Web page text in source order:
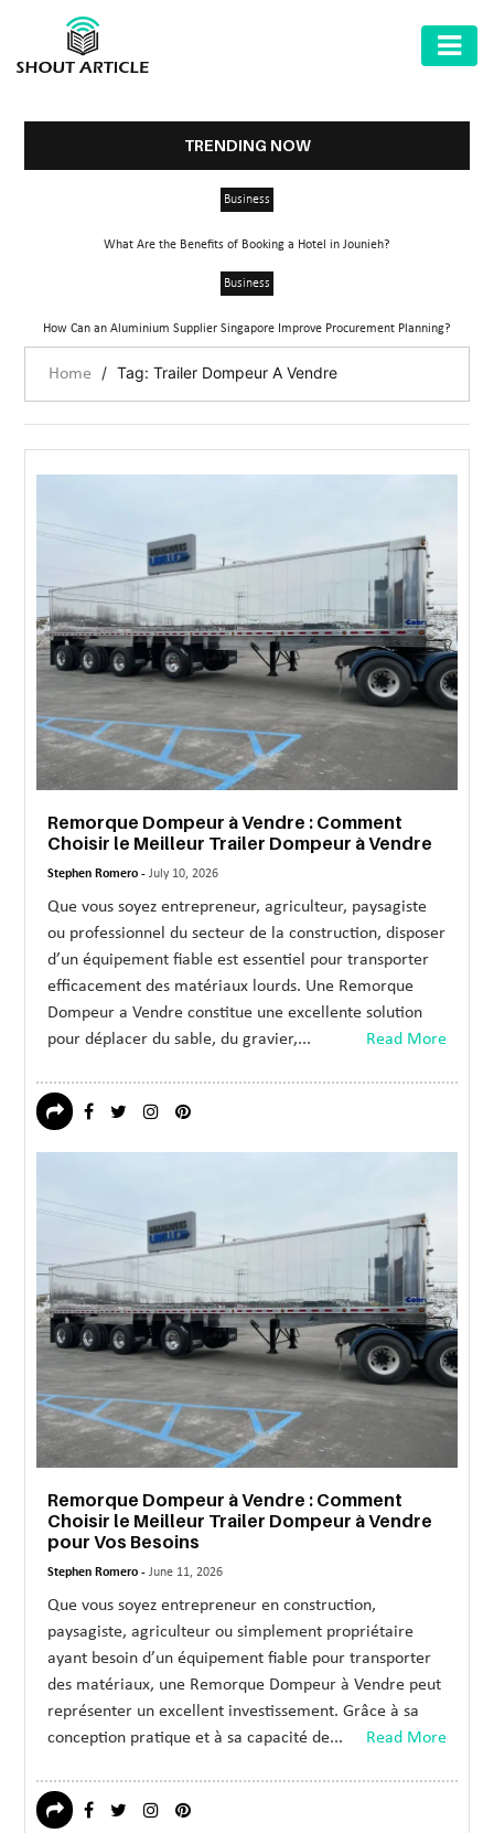
HEALTH
GARDEN
LAW
MARKET
TECHNOLOGY
TRAVEL
WEDDING
EVENTS
REAL
ESTATE
CONTACT
TRENDING NOW
Business
What Are the Benefits of Booking a Hotel in Jounieh?
Business
How Can an Aluminium Supplier Singapore Improve Procurement Planning?
Home / Tag: Trailer Dompeur A Vendre
Remorque Dompeur à Vendre : Comment
Choisir le Meilleur Trailer Dompeur à Vendre
Stephen Romero -July 10, 2026
Que vous soyez entrepreneur, agriculteur, paysagiste
ou professionnel du secteur de la construction, disposer
d’un équipement fiable est essentiel pour transporter
efficacement des matériaux lourds. Une Remorque
Dompeur a Vendre constitue une excellente solution
pour déplacer du sable, du gravier,...
Read More
Remorque Dompeur à Vendre : Comment
Choisir le Meilleur Trailer Dompeur à Vendre
pour Vos Besoins
Stephen Romero -June 11, 2026
Que vous soyez entrepreneur en construction,
paysagiste, agriculteur ou simplement propriétaire
ayant besoin d’un équipement fiable pour transporter
des matériaux, une Remorque Dompeur à Vendre peut
représenter un excellent investissement. Grâce à sa
conception pratique et à sa capacité de...
Read More